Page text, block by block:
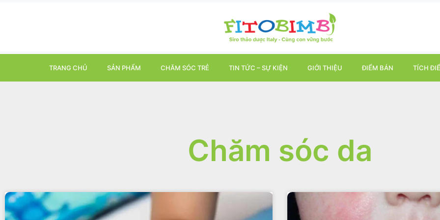
TRANG CHỦ SẢN PHẨM CHĂM SÓC TRẺ TIN TỨC – SỰ KIỆN GIỚI THIỆU ĐIỂM BÁN TÍCH
Chăm sóc da